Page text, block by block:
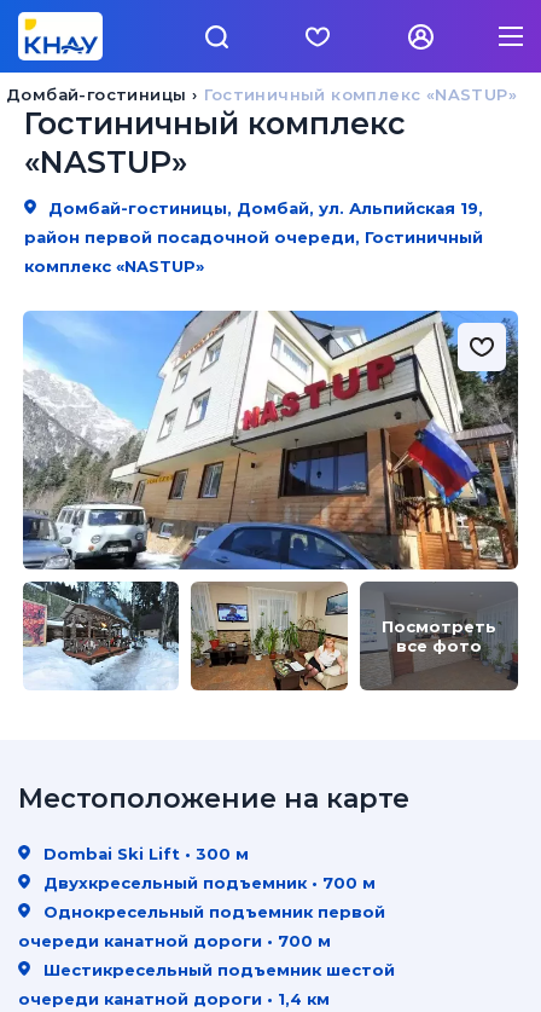
Гостиничный комплекс «NASTUP»
Домбай-гостиницы
Гостиничный комплекс
«NASTUP»
Домбай-гостиницы, Домбай, ул. Альпийская 19,
район первой посадочной очереди, Гостиничный
комплекс «NASTUP»
Посмотреть
все фото
Местоположение на карте
Dombai Ski Lift • 300 м
Двухкресельный подъемник • 700 м
Однокресельный подъемник первой
очереди канатной дороги • 700 м
Шестикресельный подъемник шестой
очереди канатной дороги • 1,4 км